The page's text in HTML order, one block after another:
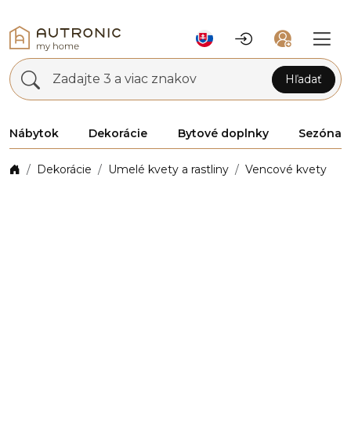
Zadajte 3 a viac znakov Hľadať
Nábytok Dekorácie Bytové doplnky Sezóna
Dekorácie Umelé kvety a rastliny Vencové kvety